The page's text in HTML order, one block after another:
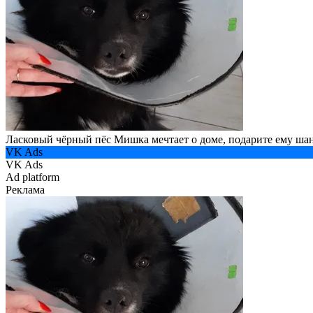
Ласковый чёрный пёс Мишка мечтает о доме, подарите ему
VK Ads
VK Ads
Ad platform
Реклама